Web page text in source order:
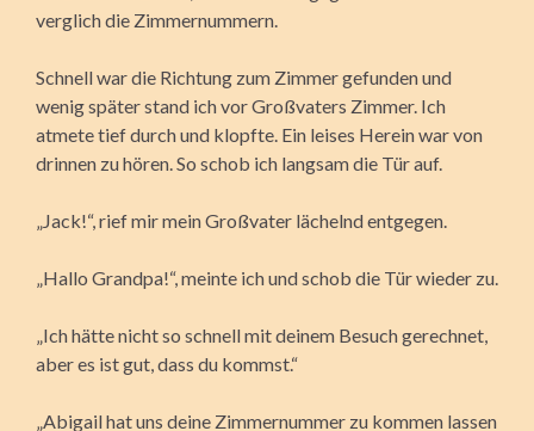
verglich die Zimmernummern.
Schnell war die Richtung zum Zimmer gefunden und
wenig später stand ich vor Großvaters Zimmer. Ich
atmete tief durch und klopfte. Ein leises Herein war von
drinnen zu hören. So schob ich langsam die Tür auf.
„Jack!“, rief mir mein Großvater lächelnd entgegen.
„Hallo Grandpa!“, meinte ich und schob die Tür wieder zu.
„Ich hätte nicht so schnell mit deinem Besuch gerechnet,
aber es ist gut, dass du kommst.“
„Abigail hat uns deine Zimmernummer zu kommen lassen